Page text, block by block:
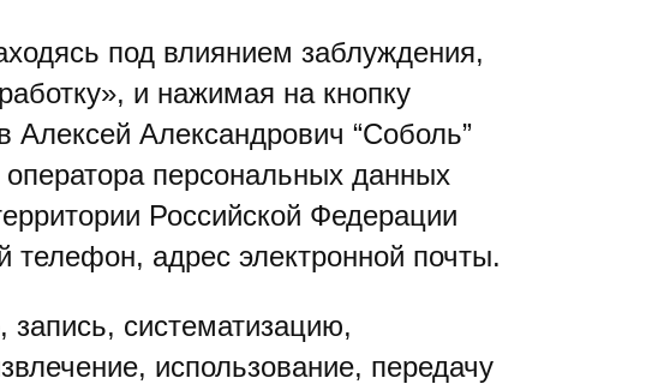
под влиянием заблуждения,
и нажимая на кнопку
Александрович “Соболь”
персональных данных
Российской Федерации
адрес электронной почты.
систематизацию,
использование, передачу